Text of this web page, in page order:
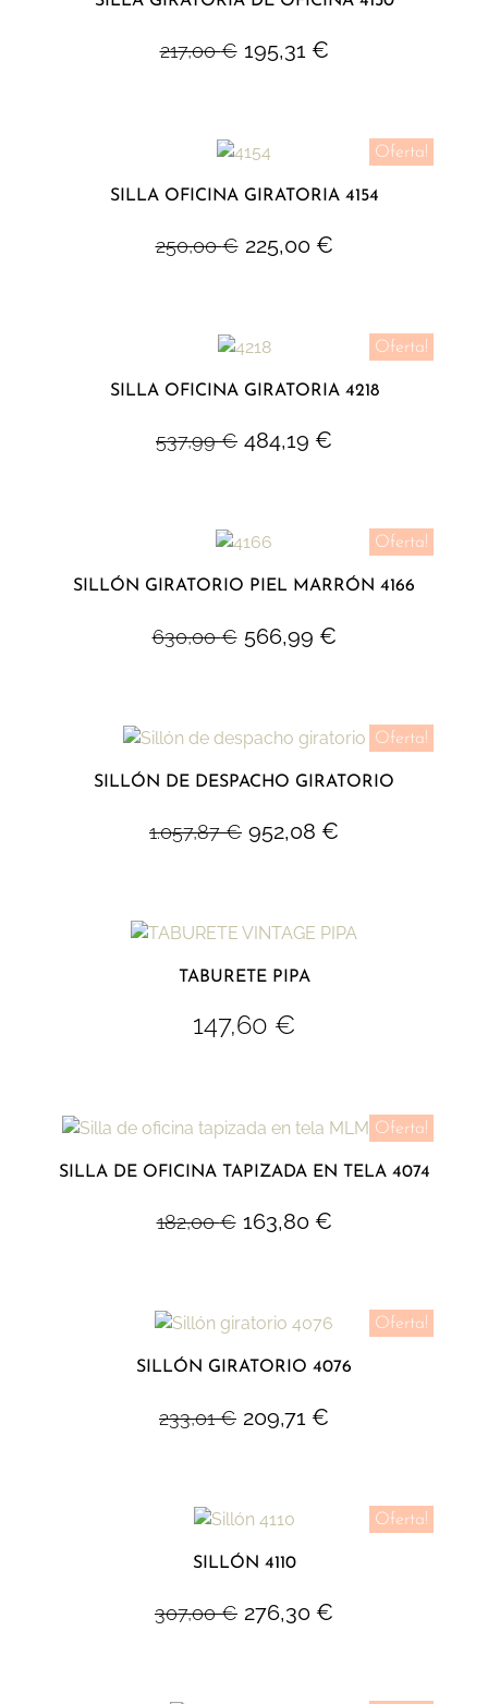
217,00€ 195,31 €
Oferta!
SILLA OFICINA GIRATORIA 4154
250,00€ 225,00 €
Oferta!
SILLA OFICINA GIRATORIA 4218
537,99€ 484,19 €
Oferta!
SILLÓN GIRATORIO PIEL MARRÓN 4166
630,00€ 566,99 €
Oferta!
SILLÓN DE DESPACHO GIRATORIO
1.057,87€ 952,08 €
TABURETE PIPA
147,60 €
Oferta!
SILLA DE OFICINA TAPIZADA EN TELA 4074
182,00€ 163,80 €
Oferta!
SILLÓN GIRATORIO 4076
233,01€ 209,71 €
Oferta!
SILLÓN 4110
307,00€ 276,30 €